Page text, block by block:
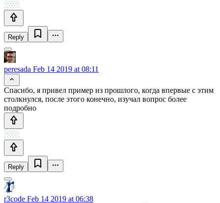
Reply
peresada Feb 14 2019 at 08:11
Спасибо, я привел пример из прошлого, когда впервые с этим
столкнулся, после этого конечно, изучал вопрос более
подробно
Reply
r3code Feb 14 2019 at 06:38